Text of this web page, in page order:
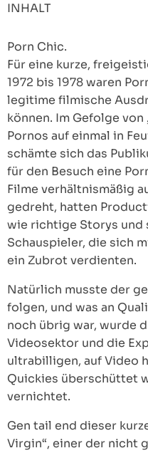
INHALT
Porn Chic.
Für eine kurze,
1972 bis 1978 waren
legitime filmische
können. Im Gefolge von
Pornos auf einmal in
schämte sich das
für den Besuch eine
Filme verhältnismäßig
gedreht, hatten
wie richtige Storys und
Schauspieler, die sich
ein Zubrot verdienten.
Natürlich musste der
folgen, und was an
noch übrig war, wurde
Videosektor und die
ultrabilligen, auf Video
Quickies überschüttet
vernichtet.
Gen tail end dieser
Virgin“, einer der nicht